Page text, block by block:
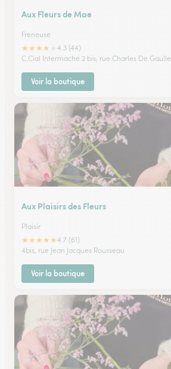
Aux Fleurs de Mae
Freneuse
★★★★
4.3 (44)
C.Cial Intermaché 2 bis, rue Charles De Gaulle
Voir la boutique
Aux Plaisirs des Fleurs
Plaisir
★★★★★4.7 (61)
4bis, rue Jean Jacques Rousseau
Voir la boutique